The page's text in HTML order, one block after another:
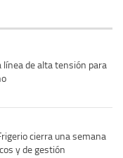
línea de alta tensión para
cierra una semana
y de gestión